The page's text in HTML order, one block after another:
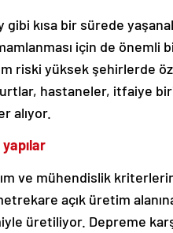
gibi kısa bir sürede
için de önemli
riski yüksek şehirlerde
hastaneler, itfaiye
alıyor.
ve mühendislik
açık üretim
üretiliyor. Depreme